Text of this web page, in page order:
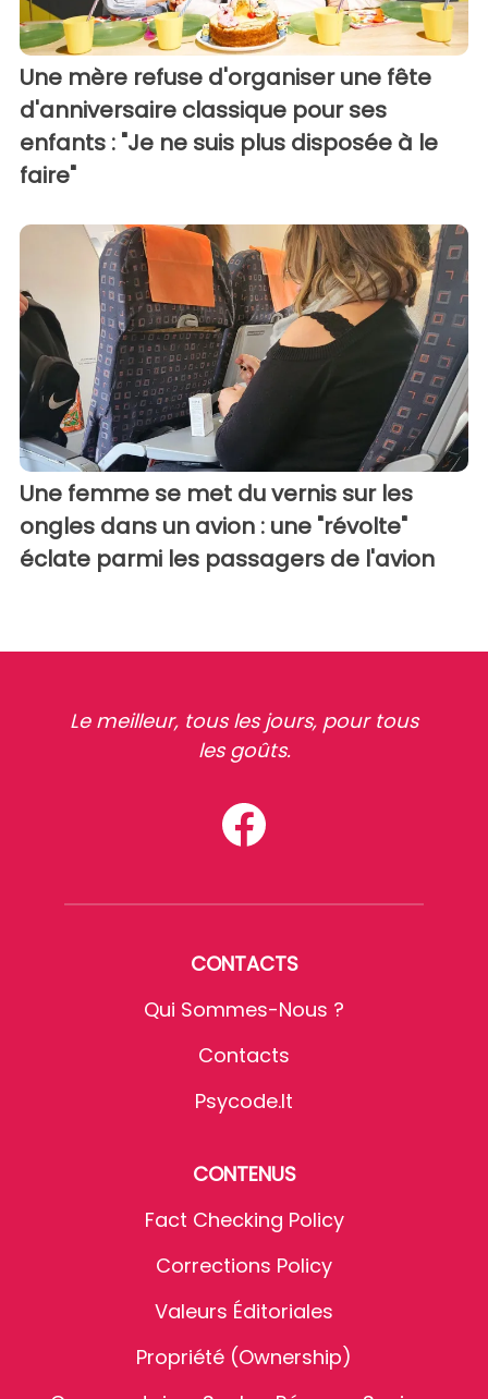
Une mère refuse d'organiser une fête
d'anniversaire classique pour ses
enfants : "Je ne suis plus disposée à le
faire"
Une femme se met du vernis sur les
ongles dans un avion : une "révolte"
éclate parmi les passagers de l'avion
Le meilleur, tous les jours, pour tous
les goûts.
CONTACTS
Qui Sommes-Nous ?
Contacts
Psycode.it
CONTENUS
Fact Checking Policy
Corrections Policy
Valeurs Éditoriales
Propriété (Ownership)